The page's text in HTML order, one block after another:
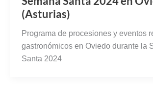
(Asturias)
Programa de procesiones y eventos
gastronómicos en Oviedo durante la
Santa 2024